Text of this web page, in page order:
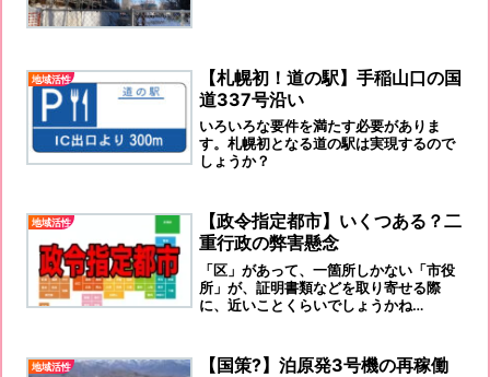
地域活性
【札幌初！道の駅】手稲山口の国
道337号沿い
いろいろな要件を満たす必要がありま
す。札幌初となる道の駅は実現するので
しょうか？
地域活性
【政令指定都市】いくつある？二
重行政の弊害懸念
「区」があって、一箇所しかない「市役
所」が、証明書類などを取り寄せる際
に、近いことくらいでしょうかね…
地域活性 【国策?】泊原発3号機の再稼働